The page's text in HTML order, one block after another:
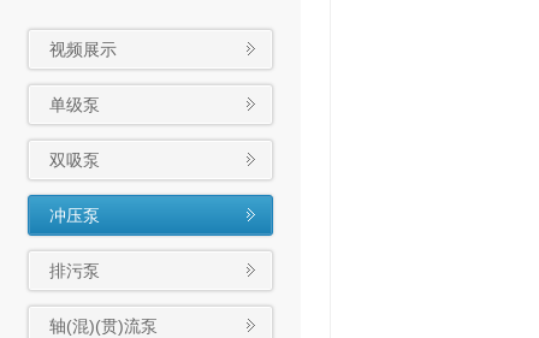
视频展示
单级泵
双吸泵
冲压泵
排污泵
轴(混)(贯)流泵